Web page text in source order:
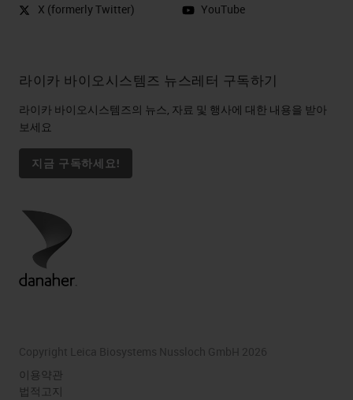
X (formerly Twitter)
YouTube
라이카 바이오시스템즈 뉴스레터 구독하기
라이카 바이오시스템즈의 뉴스, 자료 및 행사에 대한 내용을 받아
보세요
지금 구독하세요!
Copyright Leica Biosystems Nussloch GmbH 2026
이용약관
법적고지